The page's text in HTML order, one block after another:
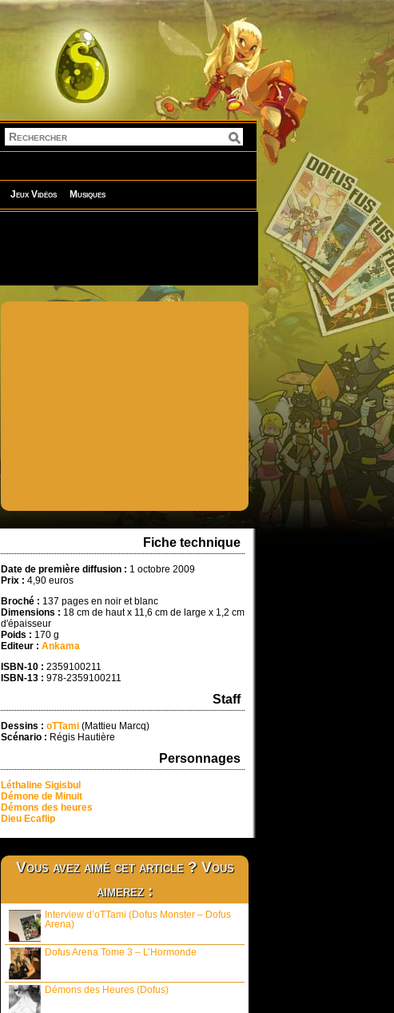
Jeux Vidéos Musiques
Fiche technique
Date de première diffusion : 1 octobre 2009
Prix : 4,90 euros
Broché : 137 pages en noir et blanc
Dimensions : 18 cm de haut x 11,6 cm de large x 1,2 cm
d'épaisseur
Poids : 170 g
Editeur : Ankama
ISBN-10 : 2359100211
ISBN-13 : 978-2359100211
Staff
Dessins : oTTami (Mattieu Marcq)
Scénario : Régis Hautière
Personnages
Léthaline Sigisbul
Démone de Minuit
Démons des heures
Dieu Ecaflip
Vous avez aimé cet article ? Vous
aimerez :
Interview d’oTTami (Dofus Monster – Dofus
Arena)
Dofus Arena Tome 3 – L’Hormonde
Démons des Heures (Dofus)